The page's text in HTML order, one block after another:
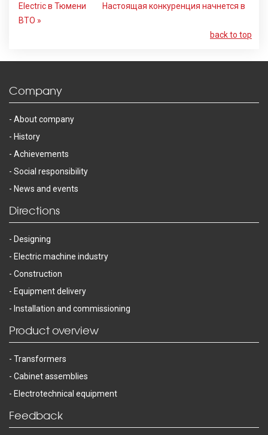
Electric в Тюмени
Настоящая конкуренция начнется в
ВТО »
back to top
Company
About company
History
Achievements
Social responsibility
News and events
Directions
Designing
Electric machine industry
Construction
Equipment delivery
Installation and commissioning
Product overview
Transformers
Cabinet assemblies
Electrotechnical equipment
Feedback